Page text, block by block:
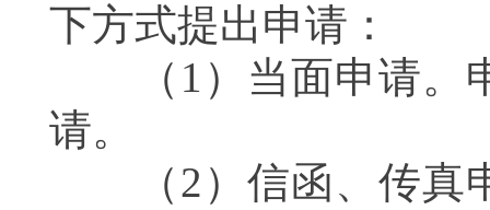
下方式提出申请：
（1）当面申请。申
请。
（2）信函、传真申